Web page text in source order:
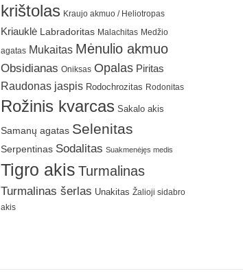
krištolas Kraujo akmuo / Heliotropas
Kriauklė Labradoritas Malachitas Medžio
agatas Mukaitas Mėnulio akmuo
Obsidianas Oniksas Opalas Piritas
Raudonas jaspis Rodochrozitas Rodonitas
Rožinis kvarcas Sakalo akis
Samanų agatas Selenitas
Serpentinas Sodalitas Suakmenėjęs medis
Tigro akis Turmalinas
Turmalinas šerlas Unakitas Žalioji sidabro
akis